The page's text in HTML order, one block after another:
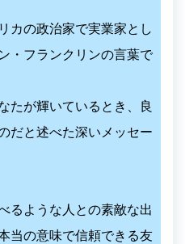
カの政治家で実業家とし
・フランクリンの言葉で
たが輝いているとき、良
だと述べた深いメッセー
るような人との素敵な出
当の意味で信頼できる友